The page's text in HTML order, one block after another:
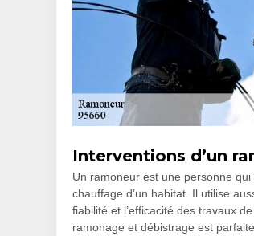
Interventions d’un
Un ramoneur est une personne
chauffage d’un habitat. Il utilise
fiabilité et l’efficacité des travaux
ramonage et débistrage est